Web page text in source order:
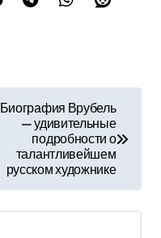
Биография Врубель
— удивительные
подробности о
талантливейшем
русском художнике